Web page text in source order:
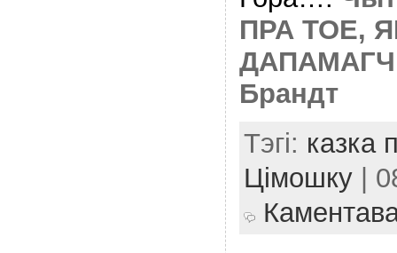
ПРА ТОЕ,
Брандт
Тэгі: казка
Цімошку|